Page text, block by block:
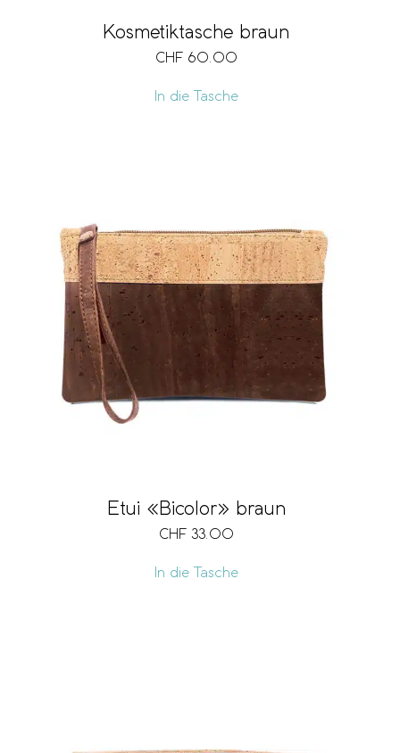
Kosmetiktasche braun
CHF 60.00
In die Tasche
Etui «Bicolor» braun
CHF 33.00
In die Tasche